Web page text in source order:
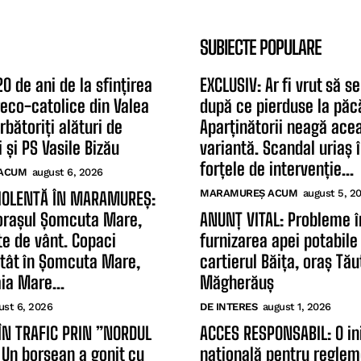
de ani de la sfințirea
catolice din Valea
alături de
PS Vasile Bizău
august 6, 2026
ÎN MARAMUREȘ:
Șomcuta Mare,
de vânt. Copaci
în Șomcuta Mare,
Mare...
6, 2026
TRAFIC PRIN ”NORDUL
Un borșean a gonit cu
SUBIECTE POPULARE
EXCLUSIV: Ar fi vrut să
după ce pierduse la
Aparținătorii neagă
variantă. Scandal uriaș
forțele de intervenție...
MARAMUREȘ ACUM august 5,
ANUNȚ VITAL: Probleme
furnizarea apei
cartierul Băița, oraș
Măgherăuș
DE INTERES august 1, 2026
ACCES RESPONSABIL: O
națională pentru